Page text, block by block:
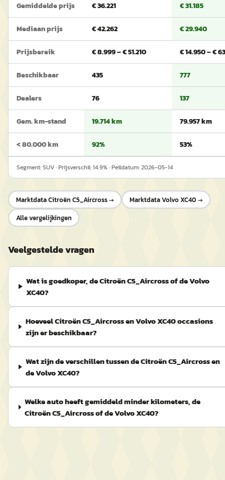
Gemiddelde prijs € 36.221 € 31.185
Mediaan prijs € 42.262 € 29.940
Prijsbereik € 8.999 – € 51.210 € 14.950 – €
Beschikbaar 435 777
Dealers 76 137
Gem. km-stand 19.714 km 79.957 km
< 80.000 km 92% 53%
Segment:SUV· Prijsverschil:14.9% · Peildatum:2026-05-14
MarktdataCitroën C5_Aircross→ MarktdataVolvo XC40 →
Alle vergelijkingen
Veelgestelde vragen
Wat is goedkoper, de Citroën C5_Aircross of de Volvo
XC40?
Hoeveel Citroën C5_Aircross en Volvo XC40 occasions
zijn er beschikbaar?
Wat zijn de verschillen tussen de Citroën C5_Aircross en
de Volvo XC40?
Welke auto heeft gemiddeld minder kilometers, de
Citroën C5_Aircross of de Volvo XC40?